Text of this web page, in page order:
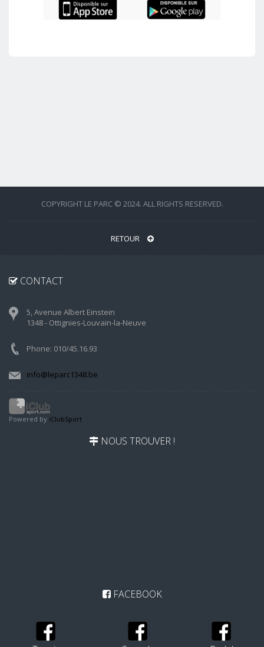
COPYRIGHT LE PARC © 2024. ALL RIGHTS RESERVED.
RETOUR
CONTACT
5, Avenue Albert Einstein
1348 - Ottignies-Louvain-la-Neuve
Phone: 010/45.16.93
info@leparc1348.be
Powered by iClubSport
NOUS TROUVER !
FACEBOOK